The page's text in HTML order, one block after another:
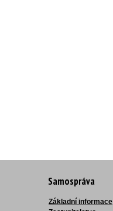
Samospráva
Základní informace